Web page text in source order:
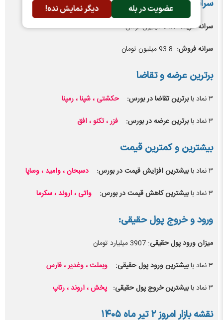
عضویت در بله دیگر نمایش نده! سرانه خرید و فروش بازار
سرانه خرید:94.7 میلیون تومان
سرانه فروش:
برترین عرضه و تقاضا
۳ نماد با برترین تقاضا در بورس: حکشتی ، شپنا ، رمپنا
۳ نماد با
برترین عرضه در بورس: فزر ، تکنو ، افق
بیشترین و کمترین قیمت
۳ نماد با بیشترین افزایش قیمت در بورس:
دسبحان ، وامید ، وساپا
۳ نماد با
بیشترین کاهش قیمت در بورس: واتی ، اروند ، سکرما
ورود و خروج پول حقیقی:
میزان ورود پول حقیقی: 3907 میلیارد تومان
۳ نماد با
بیشترین ورود پول حقیقی:
وبملت ، وغدیر ، فارس
۳ نماد با
بیشترین خروج پول حقیقی: پخش ، اروند ، رتاپ
نقشه بازار امروز۲ تیر ماه ۱۴۰۵